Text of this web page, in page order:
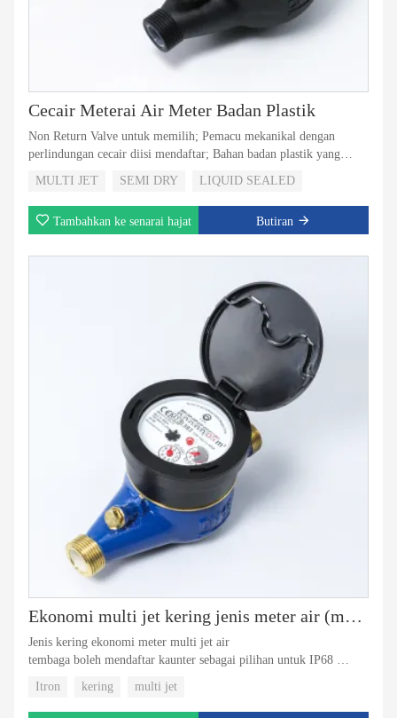
Cecair Meterai Air Meter Badan Plastik
Non Return Valve untuk memilih; Pemacu mekanikal dengan
perlindungan cecair diisi mendaftar; Bahan badan plastik yang
MULTI JET SEMI DRY LIQUID SEALED
Tambahkan ke senarai hajat Butiran
Ekonomi multi jet kering jenis meter air (model Itron)
Jenis kering ekonomi meter multi jet air
tembaga boleh mendaftar kaunter sebagai pilihan untuk IP68
Itron kering multi jet